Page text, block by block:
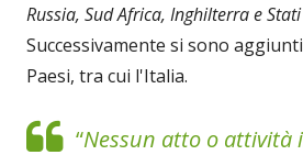
Russia, Sud Africa, Inghilterra e
Successivamente si sono
Paesi, tra cui l'Italia.
“Nessun atto o attività